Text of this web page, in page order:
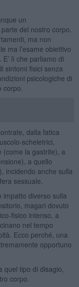
un
del nostro corpo.
ma non
ma l’esame obiettivo
lì che parliamo di
sintomi fisici senza
psicologiche di
dalla fatica
scheletrici,
(come la gastrite), a
a quello
incidendo anche sulla
sessuale.
impatto diverso sulla
magari dovuto
fisico intenso, a
nel tempo
Ecco perché, una
opportuno
tipo di disagio,
corpo.